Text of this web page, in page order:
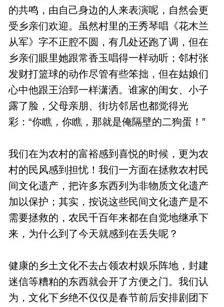
的共鸣，由自己身边的人来表演呢，自然会更
受乡亲们欢迎。虽然村里的王秀琴唱《花木兰
从军》字不正腔不圆，有几处还跑了调，但在
乡亲们眼里她跟常香玉唱得一样动听；邻村张
发财打篮球的动作尽管有些笨拙，但在姑娘们
心中他跟王治郅一样潇洒。谁家的闺女、小子
露了脸，父母亲朋、街坊邻居也都觉得光
彩：“你瞧，你瞧，那就是俺隔壁的二狗蛋！”
我们在为农村的富裕感到喜悦的时候，更为农
村的民风感到担忧！我们一方面在拯救农村民
间文化遗产，把许多东西列为非物质文化遗产
加以保护；其实，按说这些民间文化遗产是不
需要拯救的，农民千百年来都在自觉地继承下
来，为什么到了今天就感到在丢失呢？
健康的乡土文化不去占领农村娱乐阵地，封建
迷信等糟粕的东西就会开了方便之门。我们认
为，文化下乡绝不仅仅是春节前后安排剧团下